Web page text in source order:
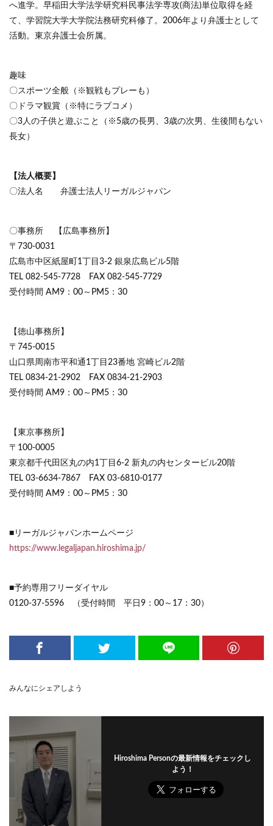
へ進学。早稲田大学法学研究科民事法学専攻(商法)単位取得を経
て、学習院大学大学院法務研究科修了。2006年より弁護士として
活動。東京弁護士会所属。
趣味
〇スポーツ全般（※観戦もプレーも）
〇ドラマ観賞（※特にラブコメ）
〇3人の子供と遊ぶこと（※5歳の長男、3歳の次男、生後間もない
長女）
【法人概要】
〇法人名 弁護士法人リーガルジャパン
〇事務所 【広島事務所】
〒730-0031
広島市中区紙屋町1丁目3-2 銀泉広島ビル5階
TEL 082-545-7728 FAX 082-545-7729
受付時間 AM9：00～PM5：30
【徳山事務所】
〒745-0015
山口県周南市平和通1丁目23番地 宮崎ビル2階
TEL 0834-21-2902 FAX 0834-21-2903
受付時間 AM9：00～PM5：30
【東京事務所】
〒100-0005
東京都千代田区丸の内1丁目6-2 新丸の内センタービル20階
TEL 03-6634-7867 FAX 03-6810-0177
受付時間 AM9：00～PM5：30
■リーガルジャパンホームページ
https://www.legaljapan.hiroshima.jp/
■予約専用フリーダイヤル
0120-37-5596 （受付時間 平日9：00～17：30）
みんなにシェアしよう
Hiroshima Personの最新情報をチェックし
よう！